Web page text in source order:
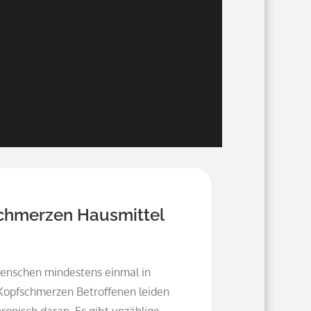
Hausmittel
mindestens einmal in
Betroffenen leiden